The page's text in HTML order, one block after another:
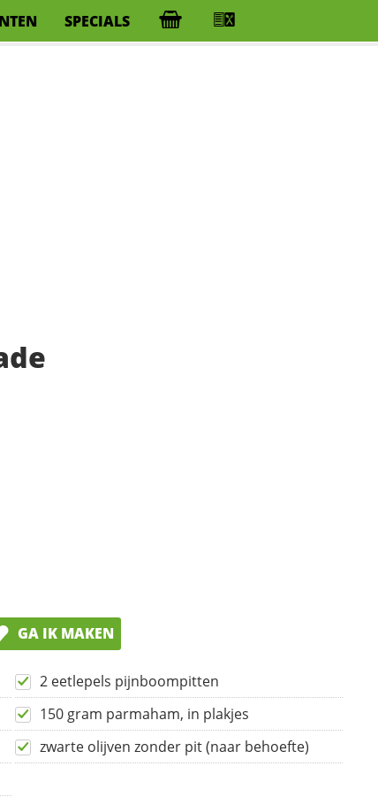
SPECIALS
GA IK MAKEN
2 eetlepels pijnboompitten
150 gram parmaham, in plakjes
zwarte olijven zonder pit (naar behoefte)